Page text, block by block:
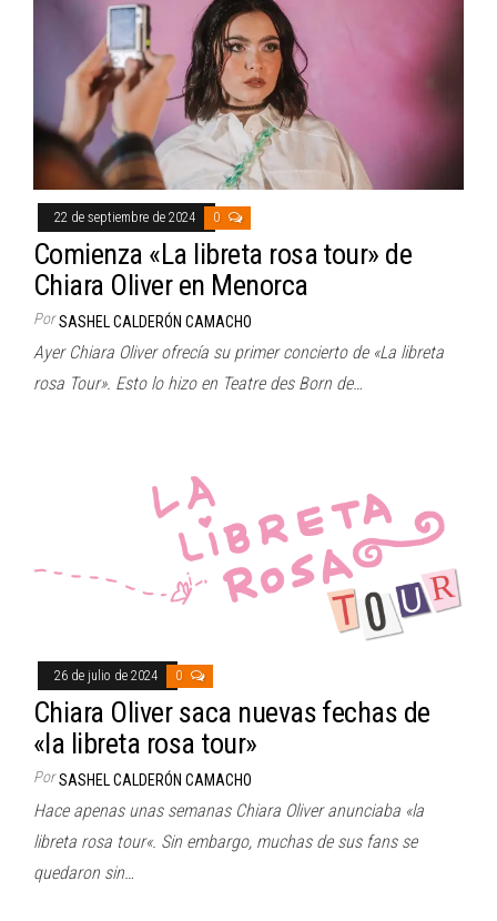
22 de septiembre de 2024 0
Comienza «La libreta rosa tour» de
Chiara Oliver en Menorca
Por SASHEL CALDERÓN CAMACHO
Ayer Chiara Oliver ofrecía su primer concierto de «La libreta
rosa Tour». Esto lo hizo en Teatre des Born de…
26 de julio de 2024 0
Chiara Oliver saca nuevas fechas de
«la libreta rosa tour»
Por SASHEL CALDERÓN CAMACHO
Hace apenas unas semanas Chiara Oliver anunciaba «la
libreta rosa tour«. Sin embargo, muchas de sus fans se
quedaron sin…